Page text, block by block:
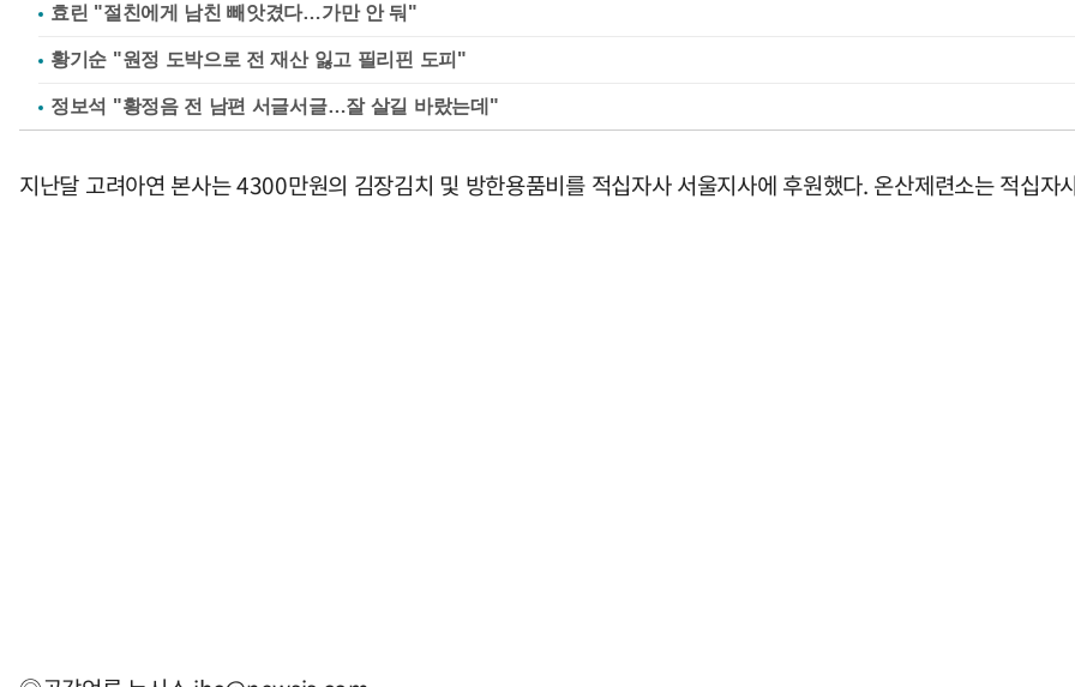
효린 "절친에게 남친 빼앗겼다…가만 안 둬"
황기순 "원정 도박으로 전 재산 잃고 필리핀 도피"
정보석 "황정음 전 남편 서글서글…잘 살길 바랐는데"
지난달 고려아연 본사는 4300만원의 김장김치 및 방한용품비를 적십자사 서울지사에 후원했다. 온산제련소는 적십